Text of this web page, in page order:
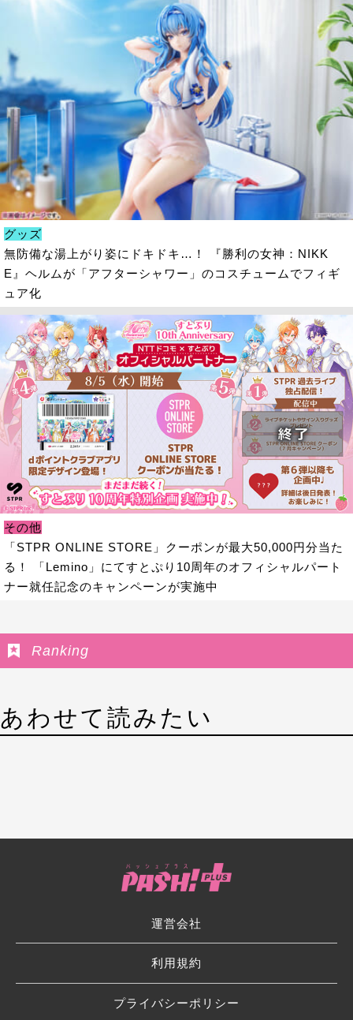
グッズ
無防備な湯上がり姿にドキドキ…！ 『勝利の女神：NIKK
E』ヘルムが「アフターシャワー」のコスチュームでフィギ
ュア化
その他
「STPR ONLINE STORE」クーポンが最大50,000円分当た
る！ 「Lemino」にてすとぷり10周年のオフィシャルパート
ナー就任記念のキャンペーンが実施中
Ranking
あわせて読みたい
運営会社
利用規約
プライバシーポリシー